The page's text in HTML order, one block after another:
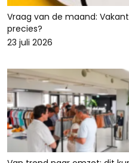
Vraag van de maand:
precies?
23 juli 2026